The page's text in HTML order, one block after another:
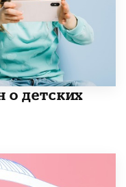
о детских